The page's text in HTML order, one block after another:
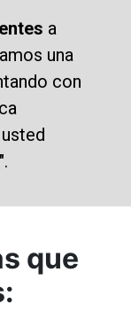
a
una
con
que